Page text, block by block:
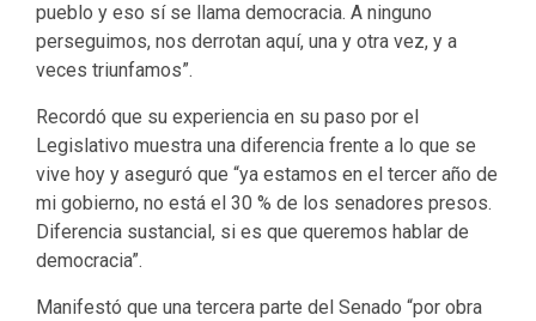
pueblo y eso sí se llama democracia. A ninguno
perseguimos, nos derrotan aquí, una y otra vez, y a
veces triunfamos”.
Recordó que su experiencia en su paso por el
Legislativo muestra una diferencia frente a lo que se
vive hoy y aseguró que “ya estamos en el tercer año de
mi gobierno, no está el 30 % de los senadores presos.
Diferencia sustancial, si es que queremos hablar de
democracia”.
Manifestó que una tercera parte del Senado “por obra